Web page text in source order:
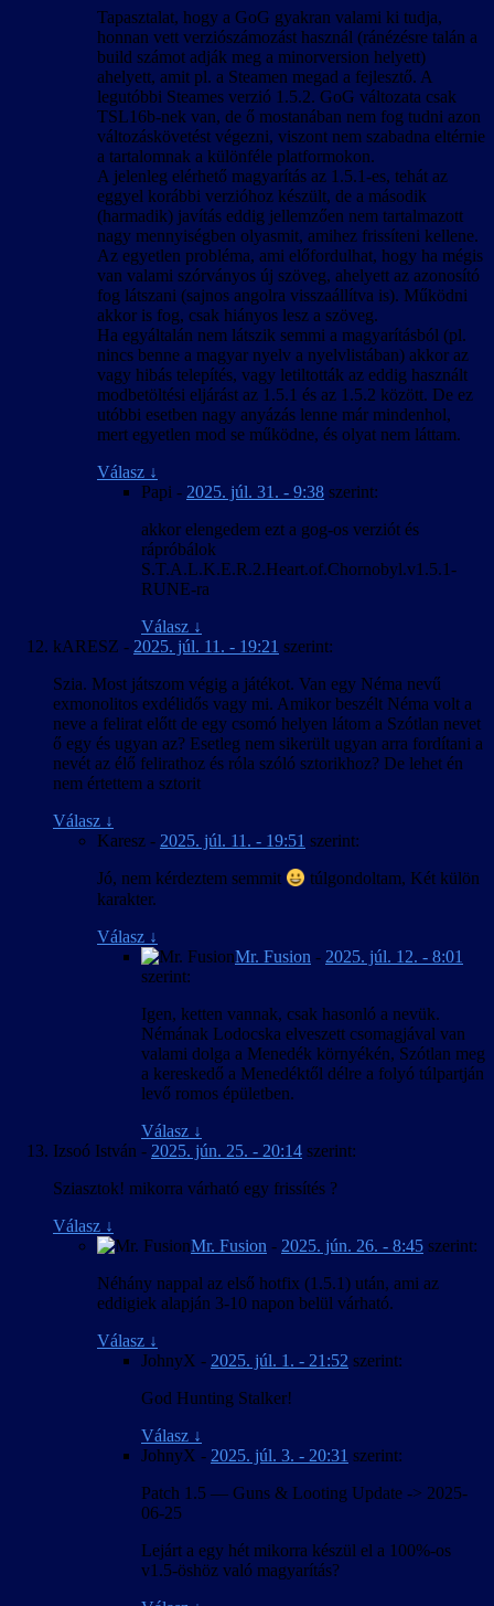
Tapasztalat, hogy a GoG gyakran valami ki tudja,
honnan vett verziószámozást használ (ránézésre talán a
build számot adják meg a minorversion helyett)
ahelyett, amit pl. a Steamen megad a fejlesztő. A
legutóbbi Steames verzió 1.5.2. GoG változata csak
TSL16b-nek van, de ő mostanában nem fog tudni azon
változáskövetést végezni, viszont nem szabadna eltérnie
a tartalomnak a különféle platformokon.
A jelenleg elérhető magyarítás az 1.5.1-es, tehát az
eggyel korábbi verzióhoz készült, de a második
(harmadik) javítás eddig jellemzően nem tartalmazott
nagy mennyiségben olyasmit, amihez frissíteni kellene.
Az egyetlen probléma, ami előfordulhat, hogy ha mégis
van valami szórványos új szöveg, ahelyett az azonosító
fog látszani (sajnos angolra visszaállítva is). Működni
akkor is fog, csak hiányos lesz a szöveg.
Ha egyáltalán nem látszik semmi a magyarításból (pl.
nincs benne a magyar nyelv a nyelvlistában) akkor az
vagy hibás telepítés, vagy letiltották az eddig használt
modbetöltési eljárást az 1.5.1 és az 1.5.2 között. De ez
utóbbi esetben nagy anyázás lenne már mindenhol,
mert egyetlen mod se működne, és olyat nem láttam.
Válasz ↓
Papi - 2025. júl. 31. - 9:38 szerint:
akkor elengedem ezt a gog-os verziót és
rápróbálok
S.T.A.L.K.E.R.2.Heart.of.Chornobyl.v1.5.1-
RUNE-ra
Válasz ↓
kARESZ - 2025. júl. 11. - 19:21 szerint:
Szia. Most játszom végig a játékot. Van egy Néma nevű
exmonolitos exdélidős vagy mi. Amikor beszélt Néma volt a
neve a felirat előtt de egy csomó helyen látom a Szótlan nevet
ő egy és ugyan az? Esetleg nem sikerült ugyan arra fordítani a
nevét az élő felirathoz és róla szóló sztorikhoz? De lehet én
nem értettem a sztorit
Válasz ↓
Karesz - 2025. júl. 11. - 19:51 szerint:
Jó, nem kérdeztem semmit
túlgondoltam, Két külön
karakter.
Válasz ↓
Mr. Fusion - 2025. júl. 12. - 8:01
szerint:
Igen, ketten vannak, csak hasonló a nevük.
Némának Lodocska elveszett csomagjával van
valami dolga a Menedék környékén, Szótlan meg
a kereskedő a Menedéktől délre a folyó túlpartján
levő romos épületben.
Válasz ↓
Izsoó István - 2025. jún. 25. - 20:14 szerint:
Sziasztok! mikorra várható egy frissítés ?
Válasz ↓
Mr. Fusion - 2025. jún. 26. - 8:45 szerint:
Néhány nappal az első hotfix (1.5.1) után, ami az
eddigiek alapján 3-10 napon belül várható.
Válasz ↓
JohnyX - 2025. júl. 1. - 21:52 szerint:
God Hunting Stalker!
Válasz ↓
JohnyX - 2025. júl. 3. - 20:31 szerint:
Patch 1.5 — Guns & Looting Update -> 2025-
06-25
Lejárt a egy hét mikorra készül el a 100%-os
v1.5-öshöz való magyarítás?